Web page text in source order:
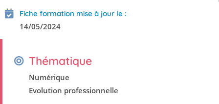
Fiche formation mise à jour le :
14/05/2024
Thématique
Numérique
Evolution professionnelle